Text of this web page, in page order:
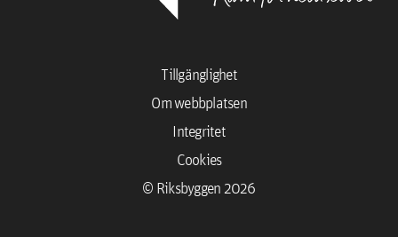
© Riksbyggen 2026
Cookies
Integritet
Om webbplatsen
Tillgänglighet